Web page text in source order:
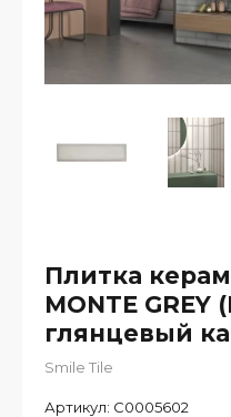
Плитка
MONTE
глянцевый
Smile Tile
Артикул: С0005602